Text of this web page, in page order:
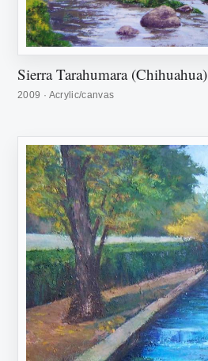
Sierra Tarahumara (Chihuahua)
2009 · Acrylic/canvas